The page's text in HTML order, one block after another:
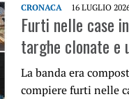
CRONACA 16 LUGLIO
Furti nelle case
targhe clonate e
La banda era
compiere furti nelle